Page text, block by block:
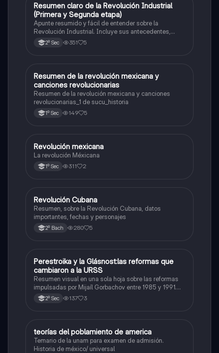
Historia
Resumen claro de la Revolución Industrial
(Primera y Segunda etapa)
Apunte resumido y fácil de entender sobre la
Revolución Industrial. Incluye sus antecedentes,
inventos clave, y las diferencias entre la Primera y la
Segunda Revolución Industrial. Ideal para estudiar
2º Sec 351 5
Historia
Resumen de la revolución mexicana y
canciones revolucionarias
Resumen de la revolución mexicana y canciones
revolucionarias_1 de sucu_historia
1º Sec 149 5
Historia
Revolución mexicana
La revolución Méxicana
1º Sec 311 2
Historia
Revolución Cubana
Resumen, sobre la Revolución Cubana, datos
importantes, fechas y personajes
2º Bach 280 5
Historia
Perestroika y la Glásnost:las reformas que
cambiaron a la URSS
Resumen visual en una sola hoja sobre las reformas
impulsadas por Mijaíl Gorbachov entre 1985 y 1991.
Incluye los objetivos, características y consecuencias
de la Perestroika (reforma económica) y la Glásnost
2º Sec 137 3
Historia
teorías del poblamiento de america
Temario de la unam para examen de admisión.
Historia de méxico/ universal